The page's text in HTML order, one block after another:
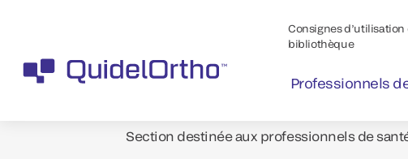
Consignes d’utilisation
bibliothèque
Professionnels
Section destinée aux professionnels de